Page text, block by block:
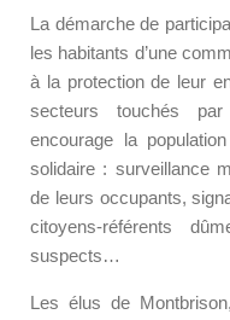
La démarche de
les habitants d’une
à la protection de leur
secteurs touchés
encourage la
solidaire : surveillance
de leurs occupants,
citoyens-référents
suspects…
Les élus de